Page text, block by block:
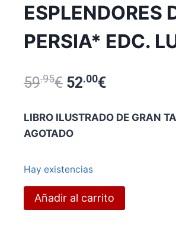
ESPLENDORES
PERSIA* EDC.
59.95€ El
original
59.95€.
52.00€El
LIBRO ILUSTRADO DE GRAN
AGOTADO
Hay existencias
ESPLENDORES
DE
Añadir al carrito